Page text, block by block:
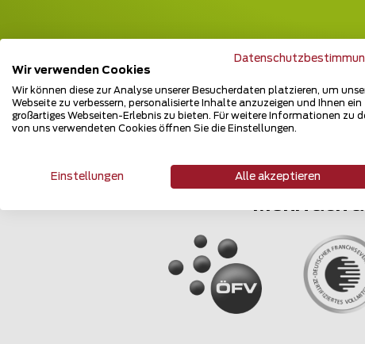
Mehrfach
Wir verwenden Cookies
Wir können diese zur Analyse unserer Besucherdaten platzieren, um
Webseite zu verbessern, personalisierte Inhalte anzuzeigen und Ihnen ein
großartiges Webseiten-Erlebnis zu bieten. Für weitere Informationen zu
von uns verwendeten Cookies öffnen Sie die Einstellungen.
Einstellungen Alle akzeptieren